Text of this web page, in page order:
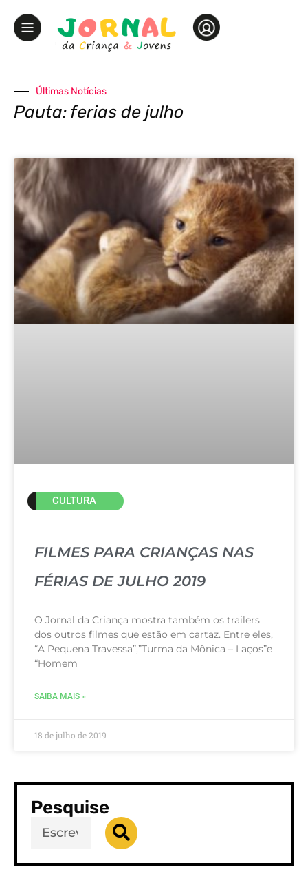
Últimas Notícias
Pauta: ferias de julho
CULTURA
FILMES PARA CRIANÇAS NAS
FÉRIAS DE JULHO 2019
O Jornal da Criança mostra também os trailers
dos outros filmes que estão em cartaz. Entre eles,
“A Pequena Travessa”,”Turma da Mônica – Laços”e
“Homem
SAIBA MAIS »
18 de julho de 2019
Pesquise